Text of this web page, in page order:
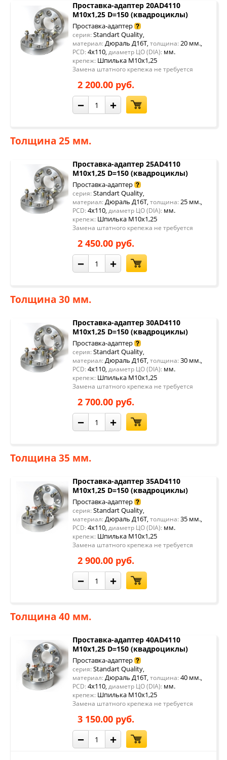
Проставка-адаптер 20AD4110
M10x1,25 D=150 (квадроциклы)
Проставка-адаптер
серия: Standart Quality,
материал: Дюраль Д16Т, толщина: 20 мм.,
PCD: 4x110, диаметр ЦО (DIA): мм.
крепеж: Шпилька М10х1,25
Замена штатного крепежа не требуется
2 200.00 руб.
− +
Толщина 25 мм.
Проставка-адаптер 25AD4110
М10х1,25 D=150 (квадроциклы)
Проставка-адаптер
серия: Standart Quality,
материал: Дюраль Д16Т, толщина: 25 мм.,
PCD: 4x110, диаметр ЦО (DIA): мм.
крепеж: Шпилька М10х1,25
Замена штатного крепежа не требуется
2 450.00 руб.
− +
Толщина 30 мм.
Проставка-адаптер 30AD4110
М10х1,25 D=150 (квадроциклы)
Проставка-адаптер
серия: Standart Quality,
материал: Дюраль Д16Т, толщина: 30 мм.,
PCD: 4x110, диаметр ЦО (DIA): мм.
крепеж: Шпилька М10х1,25
Замена штатного крепежа не требуется
2 700.00 руб.
− +
Толщина 35 мм.
Проставка-адаптер 35AD4110
М10х1,25 D=150 (квадроциклы)
Проставка-адаптер
серия: Standart Quality,
материал: Дюраль Д16Т, толщина: 35 мм.,
PCD: 4x110, диаметр ЦО (DIA): мм.
крепеж: Шпилька М10х1,25
Замена штатного крепежа не требуется
2 900.00 руб.
− +
Толщина 40 мм.
Проставка-адаптер 40AD4110
М10х1,25 D=150 (квадроциклы)
Проставка-адаптер
серия: Standart Quality,
материал: Дюраль Д16Т, толщина: 40 мм.,
PCD: 4x110, диаметр ЦО (DIA): мм.
крепеж: Шпилька М10х1,25
Замена штатного крепежа не требуется
3 150.00 руб.
− +